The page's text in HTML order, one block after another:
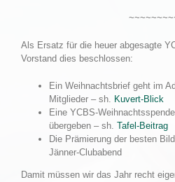
Als Ersatz für die heuer abgesagte
Vorstand dies beschlossen:
Ein Weihnachtsbrief geht im
Mitglieder – sh. Kuvert-Blick
Eine YCBS-
übergeben – sh. Tafel-Beitrag
Die Prämierung der besten
Jänner-Clubabend
Damit müssen wir das Jahr recht